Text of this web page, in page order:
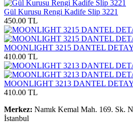
Gül Kurusu Rengi Kadife Slip 3221
450.00 TL
MOONLIGHT 3215 DANTEL
410.00 TL
MOONLIGHT 3213 DANTEL
410.00 TL
Merkez: Namık Kemal Mah. 169. Sk.
İstanbul